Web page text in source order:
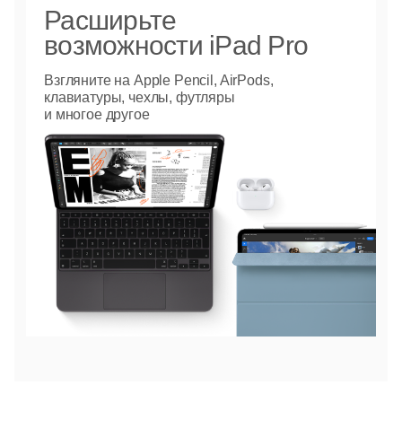
Расширьте
возможности iPad Pro
Взгляните на Apple Pencil, AirPods,
клавиатуры, чехлы, футляры
и многое другое